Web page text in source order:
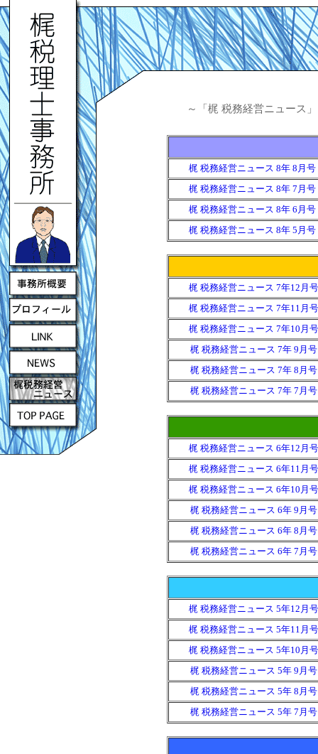
～「梶 税務経営ニュース
梶 税務経営ニュース 8年 8月号
梶 税務経営ニュース 8年 7月号
梶 税務経営ニュース 8年 6月号
梶 税務経営ニュース 8年 5月号
梶 税務経営ニュース 7年12月号
梶 税務経営ニュース 7年11月号
梶 税務経営ニュース 7年10月号
梶 税務経営ニュース 7年 9月号
梶 税務経営ニュース 7年 8月号
梶 税務経営ニュース 7年 7月号
梶 税務経営ニュース 6年12月号
梶 税務経営ニュース 6年11月号
梶 税務経営ニュース 6年10月号
梶 税務経営ニュース 6年 9月号
梶 税務経営ニュース 6年 8月号
梶 税務経営ニュース 6年 7月号
梶 税務経営ニュース 5年12月号
梶 税務経営ニュース 5年11月号
梶 税務経営ニュース 5年10月号
梶 税務経営ニュース 5年 9月号
梶 税務経営ニュース 5年 8月号
梶 税務経営ニュース 5年 7月号